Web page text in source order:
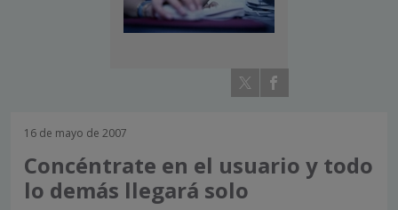
16 de mayo de 2007
Concéntrate en el usuario y todo
lo demás llegará solo